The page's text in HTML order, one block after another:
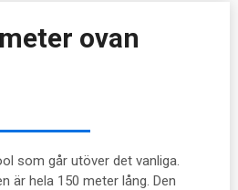
ovan
som går utöver det vanliga.
är hela 150 meter lång. Den